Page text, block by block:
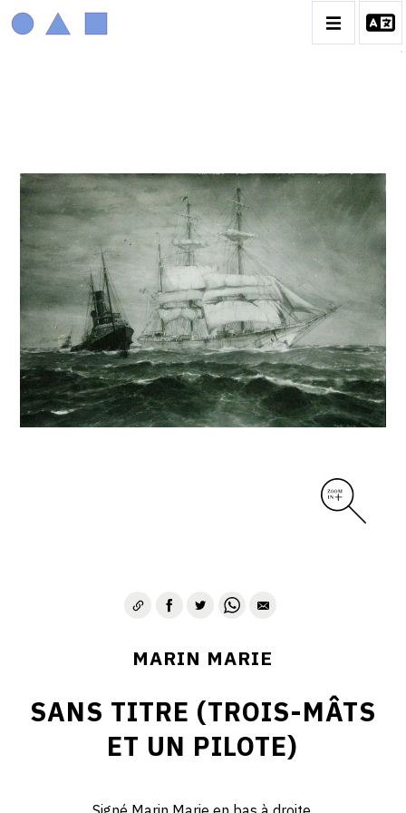
BIOGRAPHIE
CATALOGUE DES OEUVRES
CONTACT
MARIN MARIE
SANS TITRE (TROIS-MÂTS
ET UN PILOTE)